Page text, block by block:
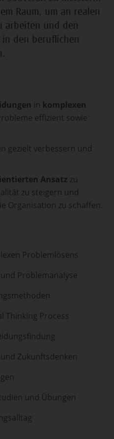
Raum, um an realen
arbeiten und den
in den beruflichen
in komplexen
effizient sowie
gezielt verbessern und
Ansatz zu
zu steigern und
Organisation zu schaffen.
Problemlösens
Problemanalyse
Thinking Process
Zukunftsdenken
und Übungen